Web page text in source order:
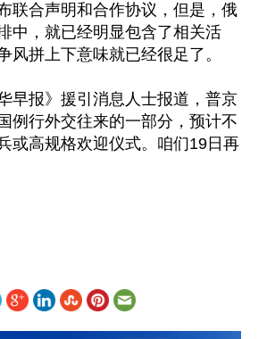
联合声明和合作协议，但是，俄
中，就已经明显包含了相关活
风拼上下意味就已经很足了。
早报》援引消息人士报道，普京
例行外交往来的一部分，预计不
或高规格欢迎仪式。咱们19日再